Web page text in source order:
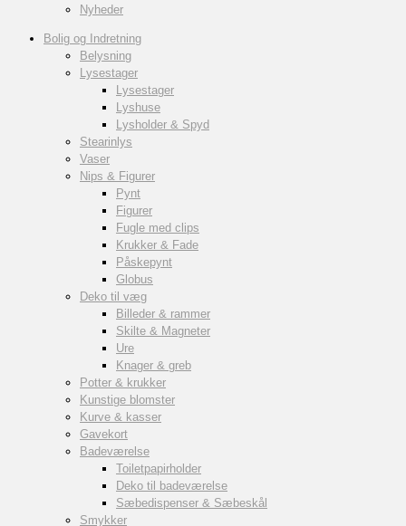
Nyheder
Bolig og Indretning
Belysning
Lysestager
Lysestager
Lyshuse
Lysholder & Spyd
Stearinlys
Vaser
Nips & Figurer
Pynt
Figurer
Fugle med clips
Krukker & Fade
Påskepynt
Globus
Deko til væg
Billeder & rammer
Skilte & Magneter
Ure
Knager & greb
Potter & krukker
Kunstige blomster
Kurve & kasser
Gavekort
Badeværelse
Toiletpapirholder
Deko til badeværelse
Sæbedispenser & Sæbeskål
Smykker